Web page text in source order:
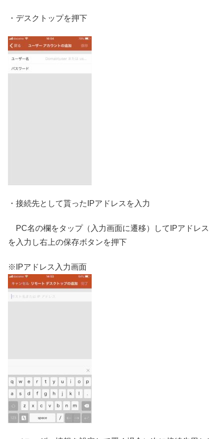
・デスクトップを押下
・接続先として貰ったIPアドレスを入力
PC名の欄をタップ（入力画面に遷移）してIPアドレス
を入力し右上の保存ボタンを押下
※IPアドレス入力画面